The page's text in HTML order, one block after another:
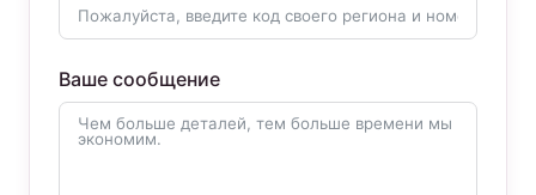
Ваше сообщение